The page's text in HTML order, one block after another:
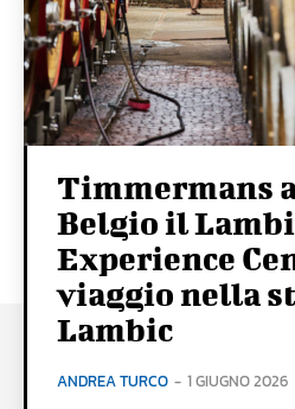
Timmermans
Belgio il
Experience
viaggio nella
Lambic
ANDREA TURCO - 1 GIUGNO 2026